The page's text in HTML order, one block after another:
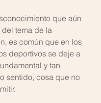
que aún
tema de la
es común que en los
deportivos se deje a
y tan
sentido, cosa que no